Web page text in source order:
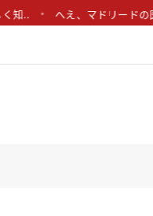
へえ、マドリードの医療改